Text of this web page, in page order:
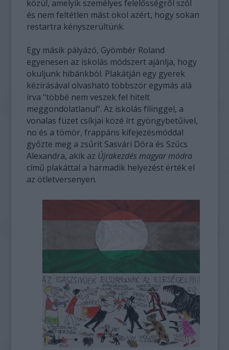
közül, amelyik személyes felelősségről szól
és nem feltétlen mást okol azért, hogy sokan
restartra kényszerültünk.
Egy másik pályázó, Gyömbér Roland
egyenesen az iskolás módszert ajánlja, hogy
okuljunk hibánkból. Plakátján egy gyerek
kézírásával olvasható többször egymás alá
írva "többé nem veszek fel hitelt
meggondolatlanul". Az iskolás fílinggel, a
vonalas füzet csíkjai közé írt gyöngybetűivel,
no és a tömör, frappáns kifejezésmóddal
győzte meg a zsűrit Sasvári Dóra és Szűcs
Alexandra, akik az Újrakezdés magyar módra
című plakáttal a harmadik helyezést érték el
az ötletversenyen.